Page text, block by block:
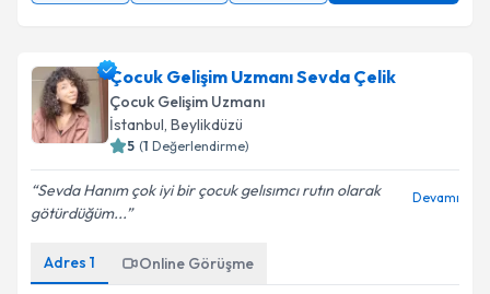
Çocuk Gelişim Uzmanı Sevda Çelik
Çocuk Gelişim Uzmanı
İstanbul, Beylikdüzü
5 (1 Değerlendirme)
Sevda Hanım çok iyi bir çocuk gelısımcı rutın olarak
götürdüğüm...
Devamı
Adres 1 Online Görüşme